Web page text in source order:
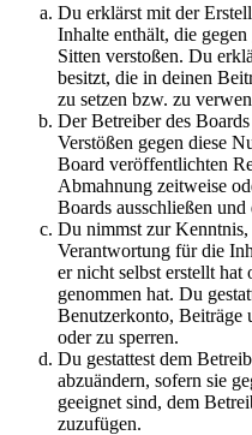
Du erklärst mit der
Inhalte enthält, die
Sitten verstoßen. Du
besitzt, die in deinen
zu setzen bzw. zu
Der Betreiber des
Verstößen gegen diese
Board veröffentlichten
Abmahnung zeitweise
Boards ausschließen
Du nimmst zur Kenntnis,
Verantwortung für die
er nicht selbst erstellt
genommen hat. Du
Benutzerkonto, Beiträge
oder zu sperren.
Du gestattest dem
abzuändern, sofern sie
geeignet sind, dem
zuzufügen.